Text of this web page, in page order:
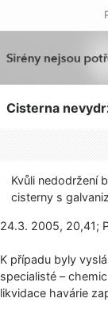
Cisterna
Kvůli nedodržení
cisterny s
24.3. 2005, 20,41;
K případu byly
specialisté –
likvidace havárie